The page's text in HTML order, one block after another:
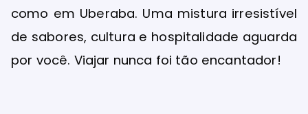
como em Uberaba. Uma mistura irresistível
de sabores, cultura e hospitalidade aguarda
por você. Viajar nunca foi tão encantador!